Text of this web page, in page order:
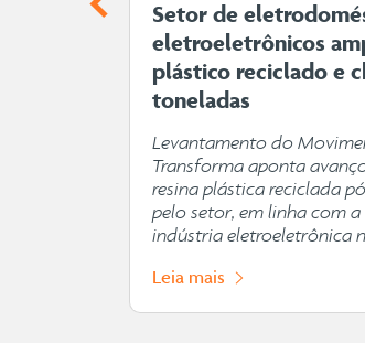
Setor de
eletroeletrônicos
plástico reciclado e
toneladas
Levantamento do
Transforma aponta
resina plástica reciclada
pelo setor, em linha com
indústria eletroeletrônica
Leia mais